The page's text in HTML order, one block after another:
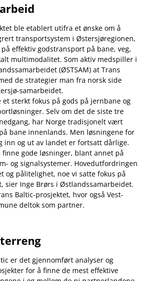
ble etablert utifra et ønske om å
transportsystem i Østersjø­regionen,
effektiv godstransport på bane, veg,
multimodalitet. Som aktiv medspiller i
(ØSTSAM) at Trans
de strategier man fra norsk side
samarbeidet.
et sterkt fokus på gods på jernbane og
Selv om det de siste tre
har Norge tradisjonelt vært
bane innenlands. Men løsningene for
inn og ut av landet er fortsatt dårlige.
finne gode løsninger, blant annet på
og signalsystemer. Hovedutfordringen
og pålitelighet, noe vi satte fokus på
sier Inge Brørs i Østlandssamarbeidet.
Baltic-prosjektet, hvor også Vest-
deltok som partner.
er det gjennomført analyser og
for å finne de mest effektive